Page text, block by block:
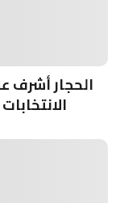
الحجار أشرف